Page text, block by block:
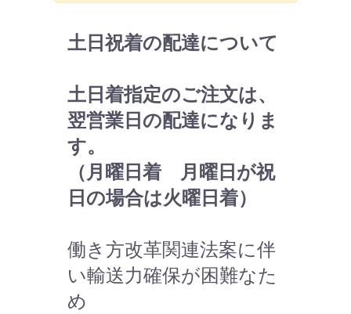
土日祝着の配達について
土日着指定のご注文は、
翌営業日の配達になりま
す。
（月曜日着 月曜日が祝
日の場合は火曜日着）
働き方改革関連法案に伴
い輸送力確保が困難なた
め